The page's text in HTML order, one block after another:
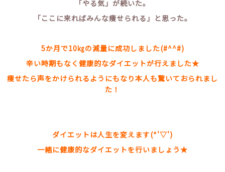
「やる気」が続いた。
「ここに来ればみんな痩せられる」と思った。
5か月で10㎏の減量に成功しました(#^^#)
辛い時期もなく健康的なダイエットが行えました★
痩せたら声をかけられるようにもなり本人も驚いておられまし
た！
ダイエットは人生を変えます(*'▽')
一緒に健康的なダイエットを行いましょう★